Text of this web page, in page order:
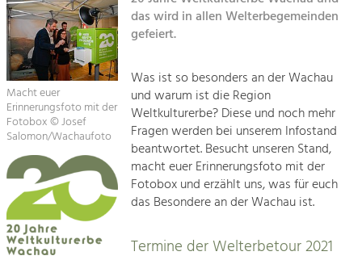
Suche
Impressum
Kontakt
Macht euer
Erinnerungsfoto mit der
Fotobox © Josef
Salomon/Wachaufoto
das wird in allen Welterbegemeinden
gefeiert.
Was ist so besonders an der Wachau
und warum ist die Region
Weltkulturerbe? Diese und noch mehr
Fragen werden bei unserem Infostand
beantwortet. Besucht unseren Stand,
macht euer Erinnerungsfoto mit der
Fotobox und erzählt uns, was für euch
das Besondere an der Wachau ist.
Termine der Welterbetour 2021